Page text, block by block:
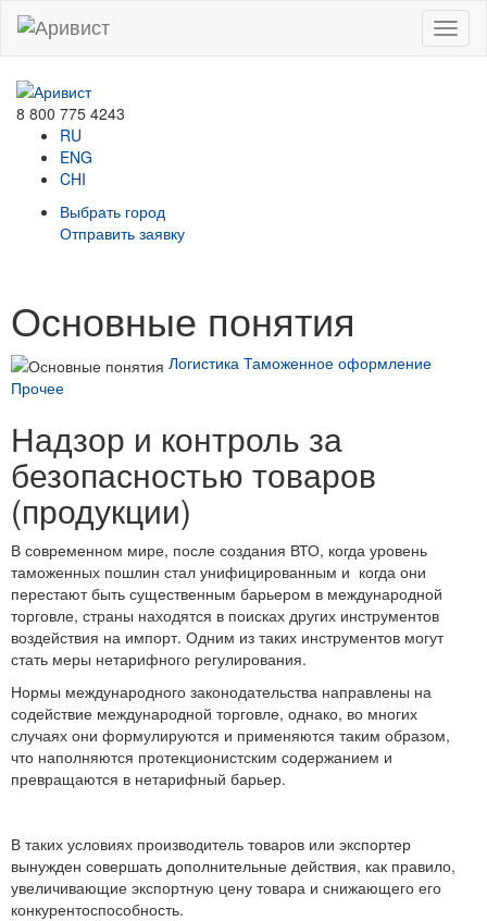
Menu
8 800 775 4243
RU
ENG
CHI
Выбрать город
Отправить заявку
Основные понятия
Логистика Таможенное оформление
Прочее
Надзор и контроль за
безопасностью товаров
(продукции)
В современном мире, после создания ВТО, когда уровень
таможенных пошлин стал унифицированным и когда они
перестают быть существенным барьером в международной
торговле, страны находятся в поисках других инструментов
воздействия на импорт. Одним из таких инструментов могут
стать меры нетарифного регулирования.
Нормы международного законодательства направлены на
содействие международной торговле, однако, во многих
случаях они формулируются и применяются таким образом,
что наполняются протекционистским содержанием и
превращаются в нетарифный барьер.
В таких условиях производитель товаров или экспортер
вынужден совершать дополнительные действия, как правило,
увеличивающие экспортную цену товара и снижающего его
конкурентоспособность.